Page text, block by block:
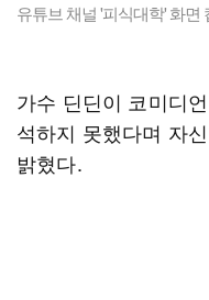
유튜브 채널 '피식대학' 화면
가수 딘딘이 코미디
석하지 못했다며 자
밝혔다.